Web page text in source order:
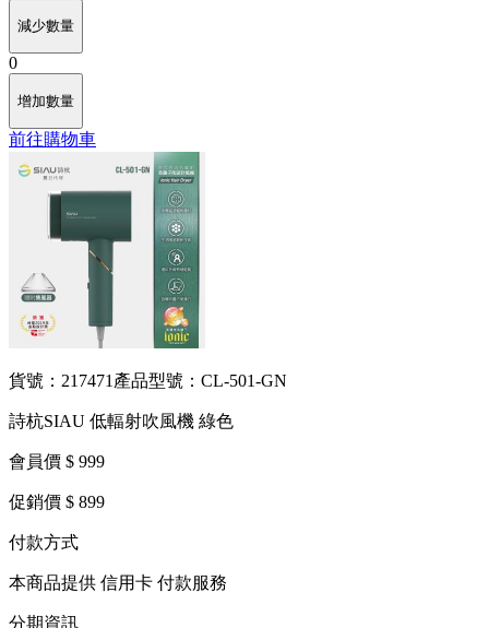
減少數量
0
增加數量
前往購物車
貨號：217471 產品型號：CL-501-GN
詩杭SIAU 低輻射吹風機 綠色
會員價 $ 999
促銷價 $ 899
付款方式
本商品提供 信用卡 付款服務
分期資訊